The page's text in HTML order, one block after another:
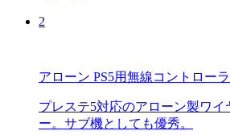
2
アローン PS5用無線コントロー
プレステ5対応のアローン製ワイ
ー。サブ機としても優秀。